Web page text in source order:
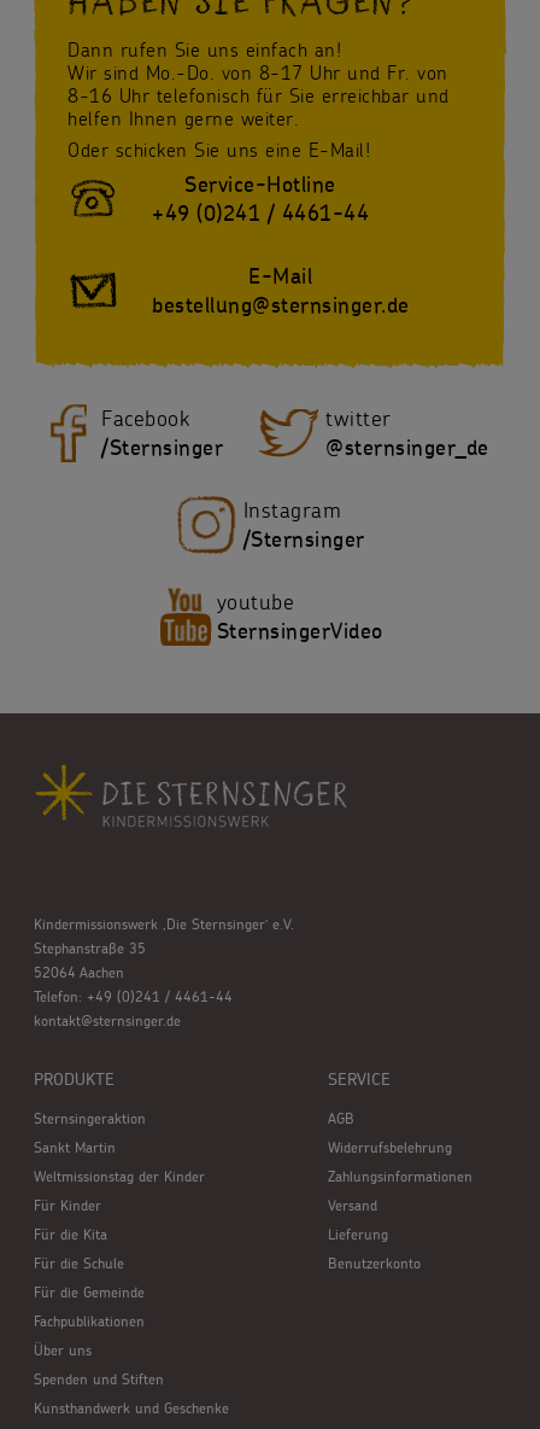
Dann rufen Sie uns einfach an!
Wir sind Mo.-Do. von 8-17 Uhr und Fr. von
8-16 Uhr telefonisch für Sie erreichbar und
helfen Ihnen gerne weiter.
Oder schicken Sie uns eine E-Mail!
Service-Hotline
+49 (0)241 / 4461-44
E-Mail
bestellung@sternsinger.de
Facebook
/Sternsinger
twitter
@sternsinger_de
Instagram
/Sternsinger
youtube
SternsingerVideo
Kindermissionswerk ,Die Sternsinger’ e.V.
Stephanstraße 35
52064 Aachen
Telefon: +49 (0)241 / 4461-44
kontakt@sternsinger.de
PRODUKTE
Sternsingeraktion
Sankt Martin
Weltmissionstag der Kinder
Für Kinder
Für die Kita
Für die Schule
Für die Gemeinde
Fachpublikationen
Über uns
Spenden und Stiften
Kunsthandwerk und Geschenke
SERVICE
AGB
Widerrufsbelehrung
Zahlungsinformationen
Versand
Lieferung
Benutzerkonto